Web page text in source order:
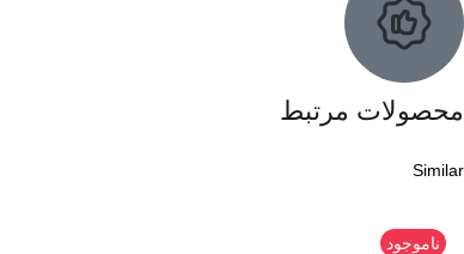
محصولات مرتبط
Similar
ناموجود